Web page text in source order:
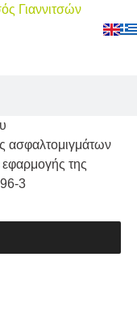
Γιαννιτσών
ασφαλτομιγμάτων
της
3